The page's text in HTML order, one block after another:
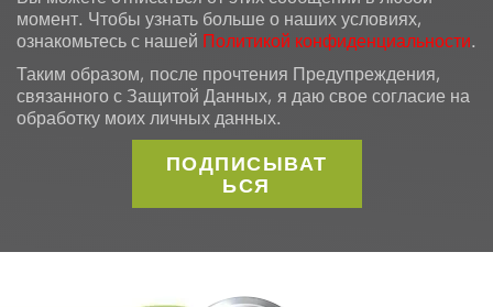
момент. Чтобы узнать больше о наших условиях,
ознакомьтесь с нашей Политикой конфиденциальности.
Таким образом, после прочтения Предупреждения,
связанного с Защитой Данных, я даю свое согласие на
обработку моих личных данных.